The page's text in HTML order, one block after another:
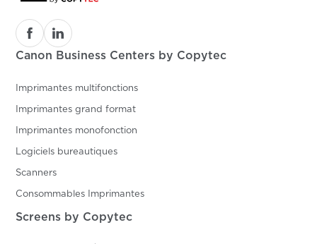
Canon Business Centers by Copytec
Imprimantes multifonctions
Imprimantes grand format
Imprimantes monofonction
Logiciels bureautiques
Scanners
Consommables Imprimantes
Screens by Copytec